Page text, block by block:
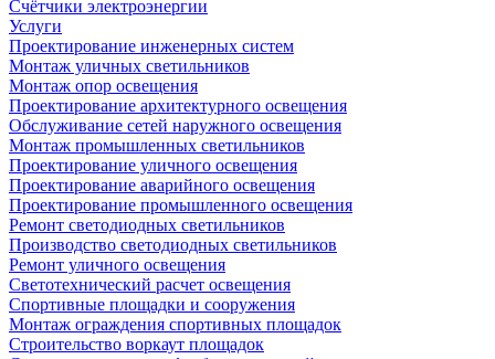
Счётчики электроэнергии
Услуги
Проектирование инженерных систем
Монтаж уличных светильников
Монтаж опор освещения
Проектирование архитектурного освещения
Обслуживание сетей наружного освещения
Монтаж промышленных светильников
Проектирование уличного освещения
Проектирование аварийного освещения
Проектирование промышленного освещения
Ремонт светодиодных светильников
Производство светодиодных светильников
Ремонт уличного освещения
Светотехнический расчет освещения
Спортивные площадки и сооружения
Монтаж ограждения спортивных площадок
Строительство воркаут площадок